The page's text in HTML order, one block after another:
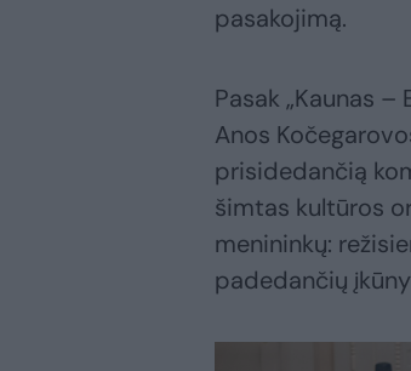
pasakojimą.
Pasak „Kaunas
Anos
prisidedančią
šimtas kultūros
menininkų:
padedančių